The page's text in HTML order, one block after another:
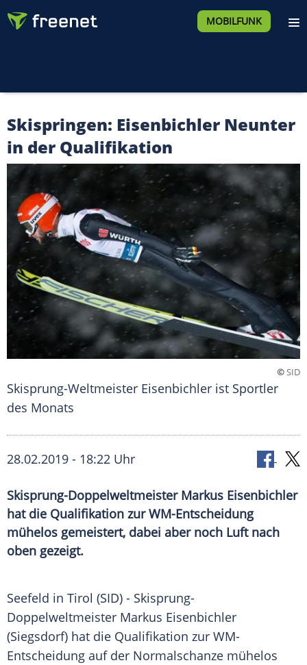
MOBILFUNK
Skispringen: Eisenbichler Neunter
in der Qualifikation
©SID
Skisprung-Weltmeister Eisenbichler ist Sportler
des Monats
28.02.2019 - 18:22 Uhr
Skisprung-Doppelweltmeister Markus Eisenbichler
hat die Qualifikation zur WM-Entscheidung
mühelos gemeistert, dabei aber noch Luft nach
oben gezeigt.
Seefeld in Tirol (SID) - Skisprung-
Doppelweltmeister Markus Eisenbichler
(Siegsdorf) hat die Qualifikation zur WM-
Entscheidung auf der Normalschanze mühelos